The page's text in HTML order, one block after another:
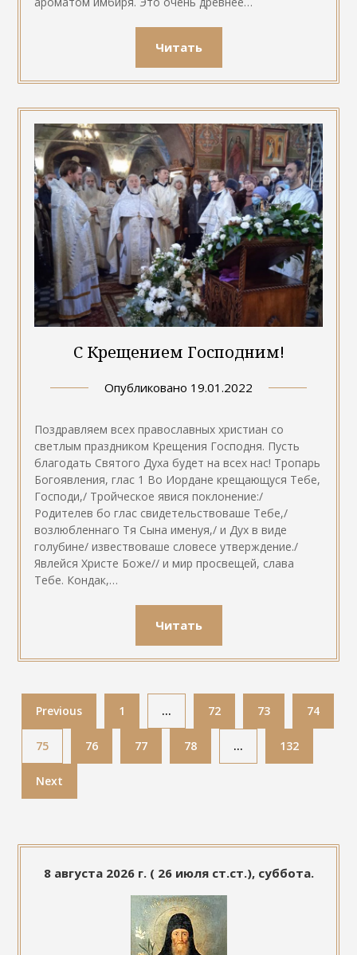
Читать
С Крещением Господним!
Опубликовано 19.01.2022
Поздравляем всех православных христиан со
светлым праздником Крещения Господня. Пусть
благодать Святого Духа будет на всех нас! Тропарь
Богоявления, глас 1 Во Иордане крещающуся Тебе,
Господи,/ Тройческое явися поклонение:/
Родителев бо глас свидетельствоваше Тебе,/
возлюбленнаго Тя Сына именуя,/ и Дух в виде
голубине/ извествоваше словесе утверждение./
Явлейся Христе Боже// и мир просвещей, слава
Тебе. Кондак,…
Читать
Previous 1 … 72 73 74
75 76 77 78 … 132
Next
8 августа 2026 г. ( 26 июля ст.ст.), суббота.